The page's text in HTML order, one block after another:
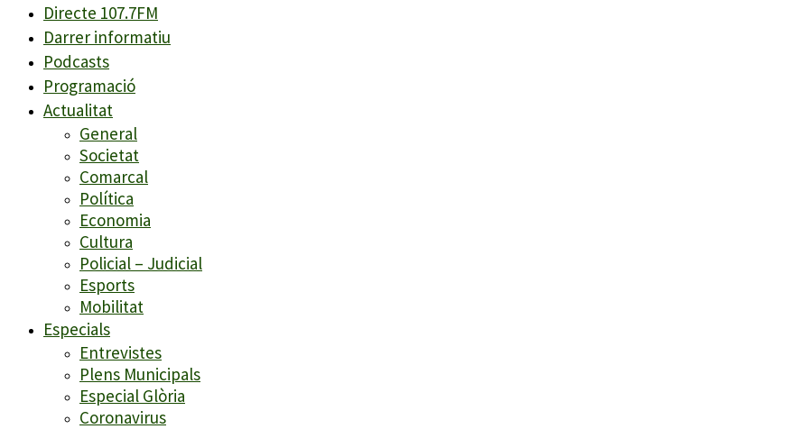
Directe 107.7FM
Darrer informatiu
Podcasts
Programació
Actualitat
General
Societat
Comarcal
Política
Economia
Cultura
Policial – Judicial
Esports
Mobilitat
Especials
Entrevistes
Plens Municipals
Especial Glòria
Coronavirus